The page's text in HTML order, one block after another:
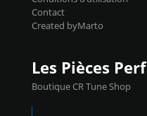
Contact
Created byMarto
Les Pièces Perf
Boutique CR Tune Shop